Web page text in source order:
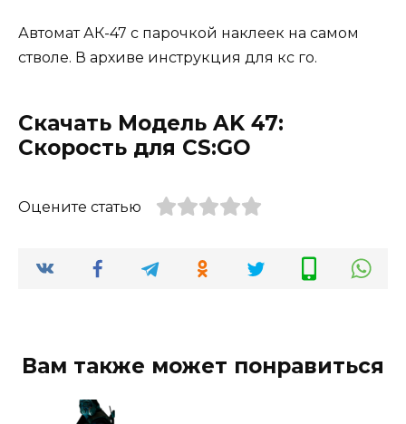
Автомат АК-47 с парочкой наклеек на самом
стволе. В архиве инструкция для кс го.
Скачать Модель AK 47:
Скорость для CS:GO
Оцените статью
Вам также может понравиться